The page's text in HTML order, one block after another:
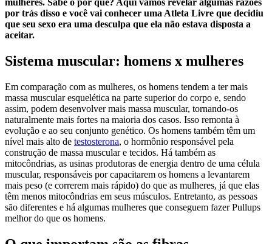
mulheres. Sabe o por quê? Aqui vamos revelar algumas razões
por trás disso e você vai conhecer uma Atleta Livre que decidiu
que seu sexo era uma desculpa que ela não estava disposta a
aceitar.
Sistema muscular: homens x mulheres
Em comparação com as mulheres, os homens tendem a ter mais
massa muscular esquelética na parte superior do corpo e, sendo
assim, podem desenvolver mais massa muscular, tornando-os
naturalmente mais fortes na maioria dos casos. Isso remonta à
evolução e ao seu conjunto genético. Os homens também têm um
nível mais alto de testosterona, o hormônio responsável pela
construção de massa muscular e tecidos. Há também as
mitocôndrias, as usinas produtoras de energia dentro de uma célula
muscular, responsáveis por capacitarem os homens a levantarem
mais peso (e correrem mais rápido) do que as mulheres, já que elas
têm menos mitocôndrias em seus músculos. Entretanto, as pessoas
são diferentes e há algumas mulheres que conseguem fazer Pullups
melhor do que os homens.